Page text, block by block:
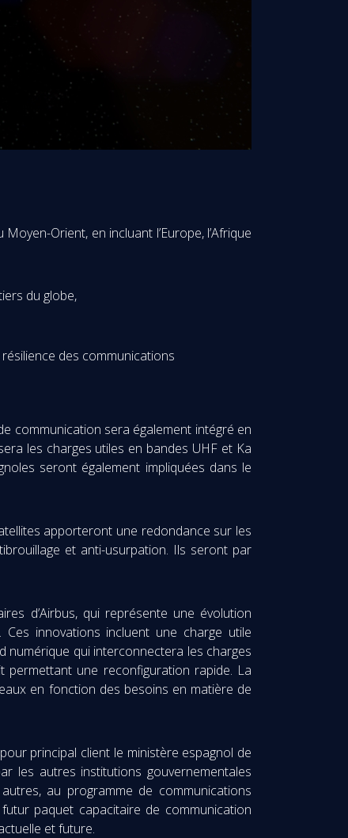
Orient, en incluant l’Europe, l’Afrique
du globe,
des communications
communication sera également intégré en
les charges utiles en bandes UHF et Ka
seront également impliquées dans le
apporteront une redondance sur les
et anti-usurpation. Ils seront par
d’Airbus, qui représente une évolution
innovations incluent une charge utile
numérique qui interconnectera les charges
une reconfiguration rapide. La
en fonction des besoins en matière de
principal client le ministère espagnol de
les autres institutions gouvernementales
au programme de communications
paquet capacitaire de communication
et future.